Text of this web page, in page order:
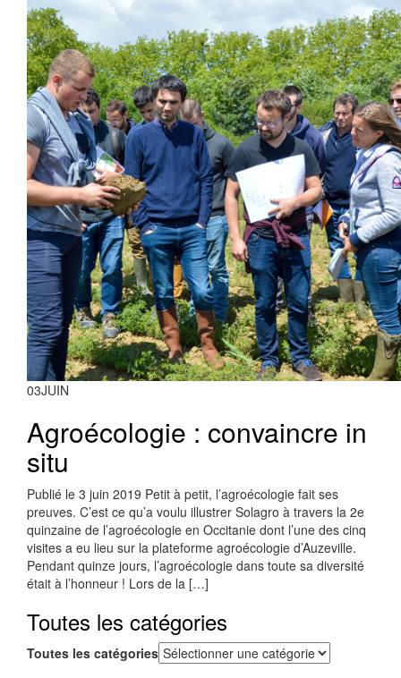
03JUIN
Agroécologie : convaincre in
situ
Publié le 3 juin 2019 Petit à petit, l’agroécologie fait ses
preuves. C’est ce qu’a voulu illustrer Solagro à travers la 2e
quinzaine de l’agroécologie en Occitanie dont l’une des cinq
visites a eu lieu sur la plateforme agroécologie d’Auzeville.
Pendant quinze jours, l’agroécologie dans toute sa diversité
était à l’honneur ! Lors de la […]
Toutes les catégories
Toutes les catégories